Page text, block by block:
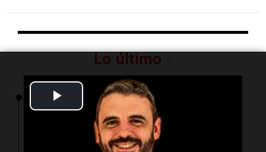
Play
Video
Lo último
Deportes
Walter Mazzanti en Cadena 3 Rosario:
"Vamos a estar entre los primeros ocho"